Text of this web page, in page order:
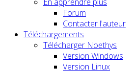
Forum
Contacter l'auteur
Téléchargements
Télécharger Noethys
Version Windows
Version Linux